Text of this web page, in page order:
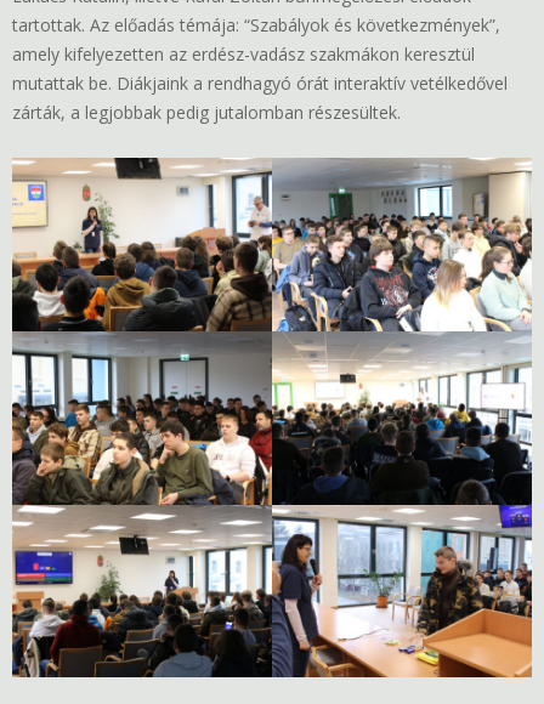
tartottak. Az előadás témája: “Szabályok és következmények”,
amely kifelyezetten az erdész-vadász szakmákon keresztül
mutattak be. Diákjaink a rendhagyó órát interaktív vetélkedővel
zárták, a legjobbak pedig jutalomban részesültek.